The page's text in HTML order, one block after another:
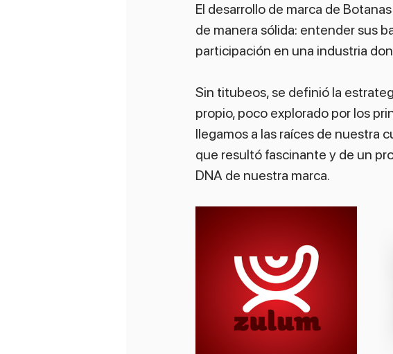
El desarrollo de marca de Botanas
de manera sólida: entender sus
participación en una industria
Sin titubeos, se definió la
propio, poco explorado por los
llegamos a las raíces de nuestra
que resultó fascinante y de un
DNA de nuestra marca.